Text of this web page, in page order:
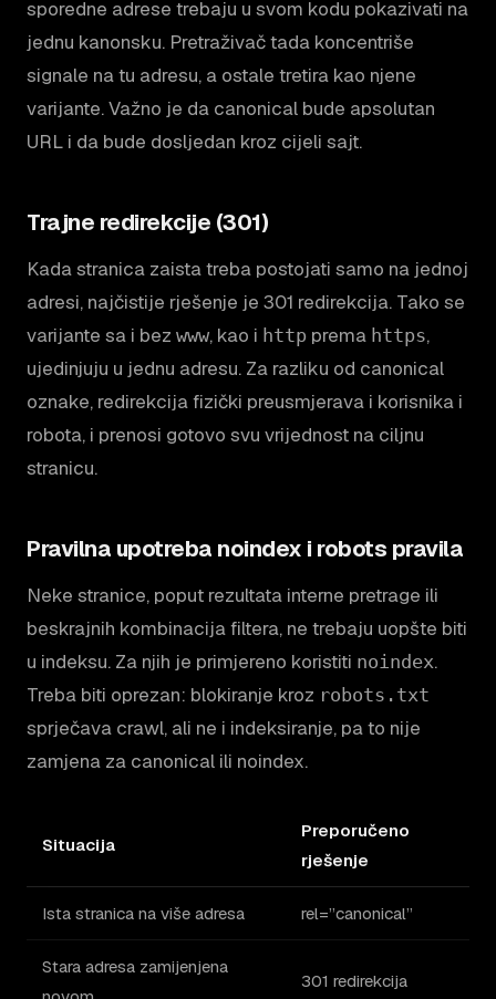
sporedne adrese trebaju u svom kodu pokazivati na
jednu kanonsku. Pretraživač tada koncentriše
signale na tu adresu, a ostale tretira kao njene
varijante. Važno je da canonical bude apsolutan
URL i da bude dosljedan kroz cijeli sajt.
Trajne redirekcije (301)
Kada stranica zaista treba postojati samo na jednoj
adresi, najčistije rješenje je 301 redirekcija. Tako se
varijante sa i bez www, kao i http prema https,
ujedinjuju u jednu adresu. Za razliku od canonical
oznake, redirekcija fizički preusmjerava i korisnika i
robota, i prenosi gotovo svu vrijednost na ciljnu
stranicu.
Pravilna upotreba noindex i robots pravila
Neke stranice, poput rezultata interne pretrage ili
beskrajnih kombinacija filtera, ne trebaju uopšte biti
u indeksu. Za njih je primjereno koristiti noindex.
Treba biti oprezan: blokiranje kroz robots.txt
sprječava crawl, ali ne i indeksiranje, pa to nije
zamjena za canonical ili noindex.
Situacija
Preporučeno
rješenje
Ista stranica na više adresa rel=”canonical”
Stara adresa zamijenjena
301 redirekcija